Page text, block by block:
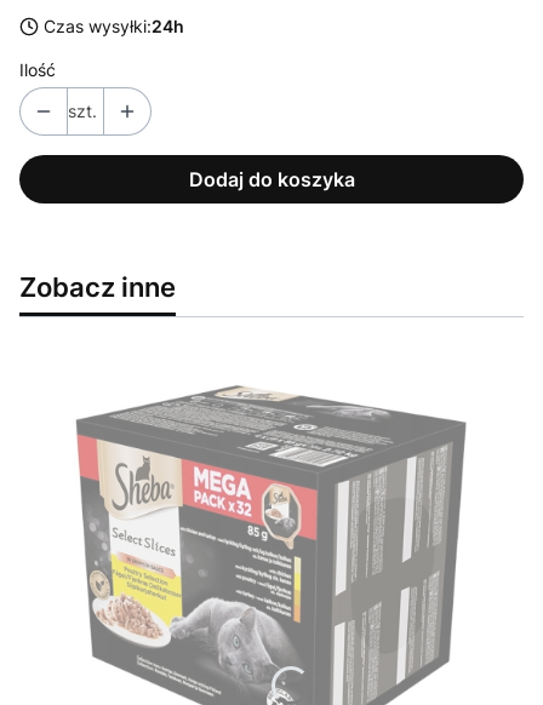
Czas wysyłki:24h
Ilość
szt.
Dodaj do koszyka
Zobacz inne